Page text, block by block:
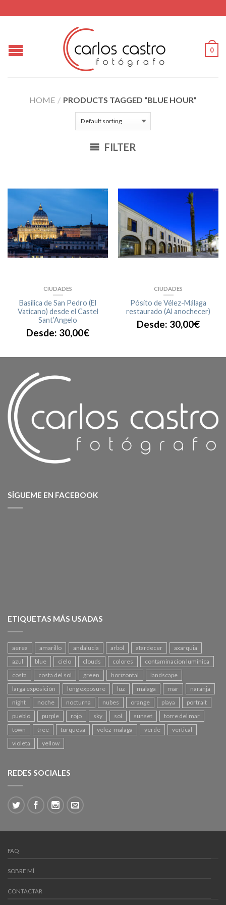
0
HOME / PRODUCTS TAGGED “BLUE HOUR”
FILTER
CIUDADES
Basílica de San Pedro (El
Vaticano) desde el Castel
Sant’Angelo
Desde: 30,00€
CIUDADES
Pósito de Vélez-Málaga
restaurado (Al anochecer)
Desde: 30,00€
SÍGUEME EN FACEBOOK
ETIQUETAS MÁS USADAS
aerea amarillo andalucia arbol atardecer
axarquia
azul
blue cielo clouds colores
contaminacion luminica
costa
costa del sol green horizontal
landscape
larga exposición
long exposure luz malaga mar
naranja
night
noche nocturna nubes orange playa
portrait
pueblo
purple rojo sky sol sunset
torre del mar
town
tree turquesa velez-malaga verde
vertical
violeta
yellow
REDES SOCIALES
FAQ
SOBRE MÍ
CONTACTAR